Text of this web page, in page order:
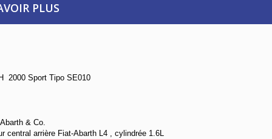
PLUS
2000 Sport Tipo SE010
& Co.
central arrière Fiat-Abarth L4 , cylindrée 1.6L